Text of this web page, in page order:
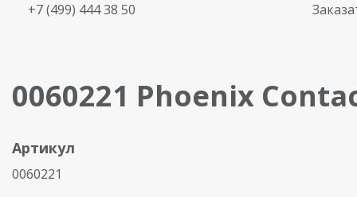
+7 (499) 444 38 50
0060221 Phoenix
Артикул
0060221